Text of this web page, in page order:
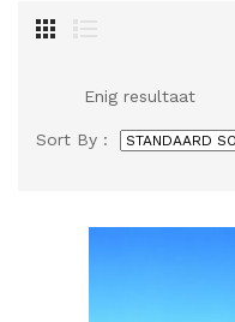
Enig resultaat
Sort By :